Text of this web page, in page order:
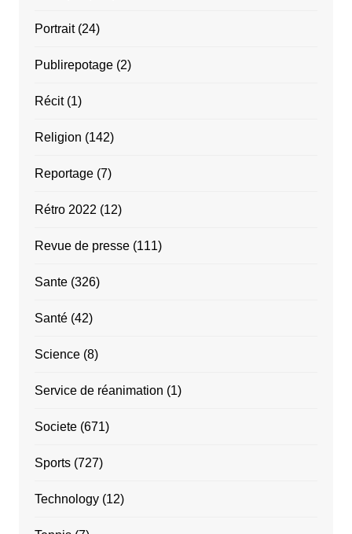
Portrait(24)
Publirepotage(2)
Récit(1)
Religion (142)
Reportage(7)
Rétro 2022 (12)
Revue de presse(111)
Sante(326)
Santé(42)
Science(8)
Service de réanimation (1)
Societe(671)
Sports(727)
Technology(12)